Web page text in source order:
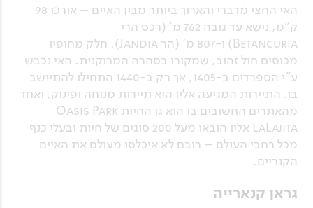
האי החצי מדברי והארוך ביותר מבין האיים – אורכו 98
ק"מ, נישא עד גובה 762 מ' (רכס הרי
Betancuria) ו-807 מ' (הר Jandia). חלק מחופיו
מכוסים חול זהוב, שמקורו בסהרה המרוקנית. האי נכבש
ע"י הספרדים ב-1405, אך רק ב-1440 התחילו להתיישב
בו. התיירות המגיעה אליו היא תיירות מנוחה ופינוק, ואחד
מהאתרים החשובים בו הוא גן החיות Oasis Park
LaLajita אליו הובאו מעל 200 סוגים של חיות ובעלי כנף
מכל רחבי העולם – רובם לא איכלסו מעולם את האיים
הקנריים.
גראן קנארייה